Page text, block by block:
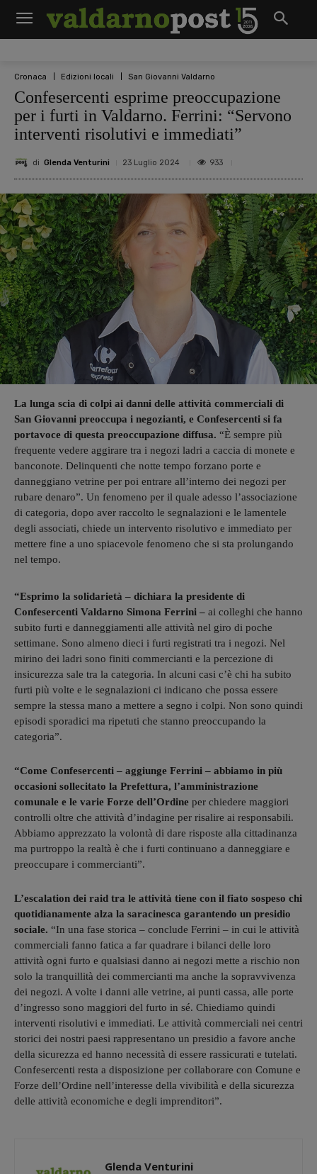
Cronaca Edizioni locali San Giovanni Valdarno
Confesercenti esprime preoccupazione
per i furti in Valdarno. Ferrini: “Servono
interventi risolutivi e immediati”
di Glenda Venturini 23 Luglio 2024 933
La lunga scia di colpi ai danni delle attività commerciali di
San Giovanni preoccupa i negozianti, e Confesercenti si fa
portavoce di questa preoccupazione diffusa. “È sempre più
frequente vedere aggirare tra i negozi ladri a caccia di monete e
banconote. Delinquenti che notte tempo forzano porte e
danneggiano vetrine per poi entrare all’interno dei negozi per
rubare denaro”. Un fenomeno per il quale adesso l’associazione
di categoria, dopo aver raccolto le segnalazioni e le lamentele
degli associati, chiede un intervento risolutivo e immediato per
mettere fine a uno spiacevole fenomeno che si sta prolungando
nel tempo.
“Esprimo la solidarietà – dichiara la presidente di
Confesercenti Valdarno Simona Ferrini – ai colleghi che hanno
subito furti e danneggiamenti alle attività nel giro di poche
settimane. Sono almeno dieci i furti registrati tra i negozi. Nel
mirino dei ladri sono finiti commercianti e la percezione di
insicurezza sale tra la categoria. In alcuni casi c’è chi ha subito
furti più volte e le segnalazioni ci indicano che possa essere
sempre la stessa mano a mettere a segno i colpi. Non sono quindi
episodi sporadici ma ripetuti che stanno preoccupando la
categoria”.
“Come Confesercenti – aggiunge Ferrini – abbiamo in più
occasioni sollecitato la Prefettura, l’amministrazione
comunale e le varie Forze dell’Ordine per chiedere maggiori
controlli oltre che attività d’indagine per risalire ai responsabili.
Abbiamo apprezzato la volontà di dare risposte alla cittadinanza
ma purtroppo la realtà è che i furti continuano a danneggiare e
preoccupare i commercianti”.
L’escalation dei raid tra le attività tiene con il fiato sospeso chi
quotidianamente alza la saracinesca garantendo un presidio
sociale. “In una fase storica – conclude Ferrini – in cui le attività
commerciali fanno fatica a far quadrare i bilanci delle loro
attività ogni furto e qualsiasi danno ai negozi mette a rischio non
solo la tranquillità dei commercianti ma anche la sopravvivenza
dei negozi. A volte i danni alle vetrine, ai punti cassa, alle porte
d’ingresso sono maggiori del furto in sé. Chiediamo quindi
interventi risolutivi e immediati. Le attività commerciali nei centri
storici dei nostri paesi rappresentano un presidio a favore anche
della sicurezza ed hanno necessità di essere rassicurati e tutelati.
Confesercenti resta a disposizione per collaborare con Comune e
Forze dell’Ordine nell’interesse della vivibilità e della sicurezza
delle attività economiche e degli imprenditori”.
Glenda Venturini